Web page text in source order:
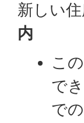
新しい
内
こ
で
で